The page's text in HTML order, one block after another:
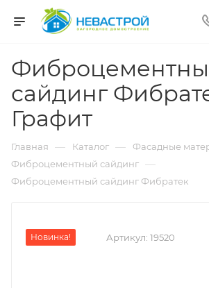
сайдинг
Графит
Главная — Каталог — Фасадные
Фиброцементный сайдинг —
Фиброцементный сайдинг Фибратек
Новинка! Артикул: 19520